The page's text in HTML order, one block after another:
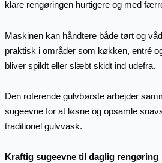
klare rengøringen hurtigere og med
Maskinen kan håndtere både tørt og
praktisk i områder som køkken, entré
bliver spildt eller slæbt skidt ind udefra.
Den roterende gulvbørste arbejder
sugeevne for at løsne og opsamle
traditionel gulvvask.
Kraftig sugeevne til daglig rengøring